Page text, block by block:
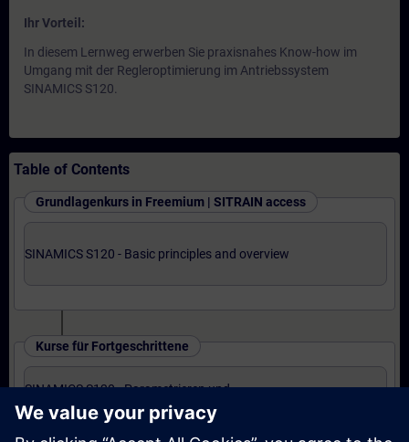
Ihr Vorteil:
In diesem Lernweg erwerben Sie praxisnahes Know-how im
Umgang mit der Regleroptimierung im Antriebssystem
SINAMICS S120.
Table of Contents
Grundlagenkurs in Freemium | SITRAIN access
SINAMICS S120 - Basic principles and overview
Kurse für Fortgeschrittene
SINAMICS S120 - Parametrieren und
Inbetriebnahme mit STARTER (Präsenz-Training)